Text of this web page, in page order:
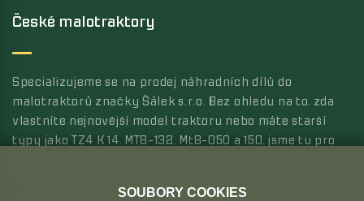
České malotraktory
Specializujeme se na prodej náhradních dílů do
malotraktorů značky Šálek s.r.o. Bez ohledu na to, zda
vlastníte nejnovější model traktoru nebo máte starší
typy jako TZ4 K 14, MT8-132, Mt8-050 a 150, jsme tu pro
SOUBORY COOKIES